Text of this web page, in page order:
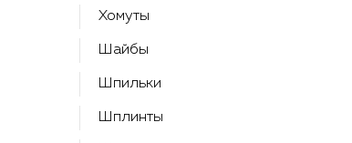
Хомуты
Шайбы
Шпильки
Шплинты